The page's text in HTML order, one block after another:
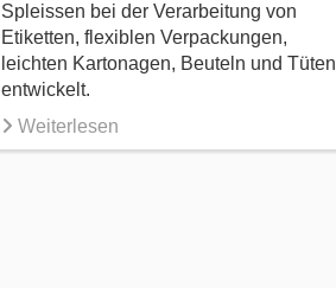
Spleissen bei der Verarbeitung von
Etiketten, flexiblen Verpackungen,
leichten Kartonagen, Beuteln und Tüten
entwickelt.
Weiterlesen